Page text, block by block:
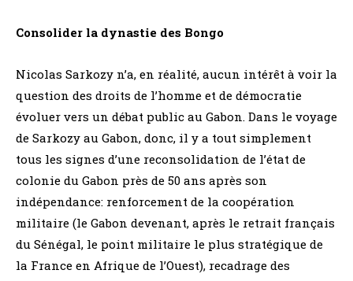
Consolider la dynastie des Bongo
Nicolas Sarkozy n’a, en réalité, aucun intérêt à voir la
question des droits de l’homme et de démocratie
évoluer vers un débat public au Gabon. Dans le voyage
de Sarkozy au Gabon, donc, il y a tout simplement
tous les signes d’une reconsolidation de l’état de
colonie du Gabon près de 50 ans après son
indépendance: renforcement de la coopération
militaire (le Gabon devenant, après le retrait français
du Sénégal, le point militaire le plus stratégique de
la France en Afrique de l’Ouest), recadrage des